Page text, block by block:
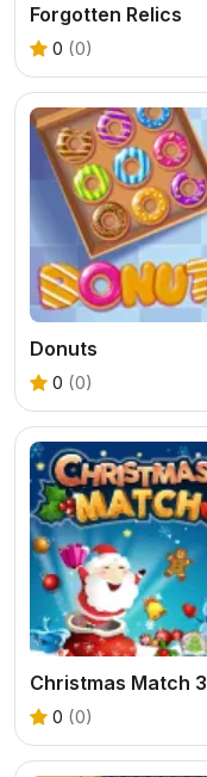
Forgotten Relics
0 (0)
Donuts
0 (0)
Christmas Match 3
0 (0)